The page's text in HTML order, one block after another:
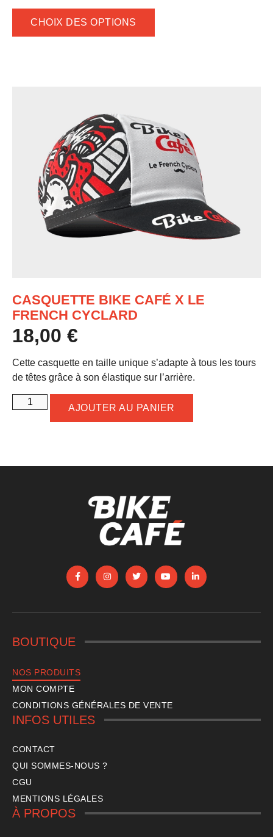
CHOIX DES OPTIONS
CASQUETTE BIKE CAFÉ X LE
FRENCH CYCLARD
18,00 €
Cette casquette en taille unique s’adapte à tous les tours
de têtes grâce à son élastique sur l’arrière.
AJOUTER AU PANIER
BOUTIQUE
NOS PRODUITS
MON COMPTE
CONDITIONS GÉNÉRALES DE VENTE
INFOS UTILES
CONTACT
QUI SOMMES-NOUS ?
CGU
MENTIONS LÉGALES
À PROPOS